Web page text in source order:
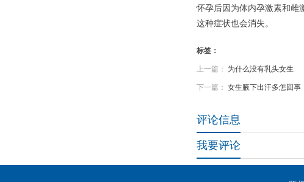
怀孕后因为体内孕激素和雌
这种症状也会消失。
标签：
上一篇： 为什么没有乳头女生
下一篇： 女生腋下出汗多怎回事
评论信息
我要评论